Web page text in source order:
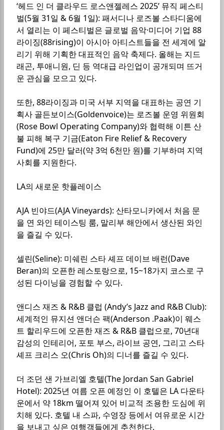
‘헤드 인 더 클라우드 로스앤젤레스 2025’ 뮤직 페스티
벌(5월 31일 & 6월 1일): 패서디나 로즈볼 스타디움에
서 열리는 이 페스티벌은 글로벌 음악·미디어 기업 88
라이징(88rising)이 아시아 아티스트들을 전 세계에 알
리기 위해 기획한 대표적인 음악 축제다. 올해는 지드
래곤, 투애니원, 딘 등 역대급 라인업이 공개되며 뜨거
운 관심을 모으고 있다.
또한, 88라이징과 미국 서부 지역을 대표하는 공연 기
획사 골든보이스(Goldenvoice)는 로즈볼 운영 위원회
(Rose Bowl Operating Company)와 협력해 이튼 산
불 피해 복구 기금(Eaton Fire Relief & Recovery
Fund)에 25만 달러(약 3억 6천만 원)를 기부하며 지역
사회를 지원한다.
LA의 새로운 핫플레이스
AJA 빈야드(AJA Vineyards): 산타모니카에서 처음 문
을 연 와인 테이스팅 룸, 말리부 해안에서 생산된 와인
을 즐길 수 있다.
셀린(Seline): 미쉐린 스타 셰프 데이브 배런(Dave
Beran)의 오픈한 레스토랑으로, 15~18가지 코스로 구
성된 다이닝을 경험할 수 있다.
앤디스 재즈 & R&B 클럽 (Andy’s Jazz and R&B Club):
세계적인 뮤지션 앤더슨 팩(Anderson .Paak)이 웨스
트 할리우드에 오픈한 재즈 & R&B 클럽으로, 70년대
감성의 인테리어, 포토 부스, 라이브 공연, 그리고 스타
셰프 크리스 오(Chris Oh)의 디너를 즐길 수 있다.
더 조던 샌 가브리엘 호텔(The Jordan San Gabriel
Hotel): 2025년 여름 오픈 예정인 이 호텔은 LA 다운타
운에서 약 18km 떨어져 있어 비교적 조용한 도심에 위
치해 있다. 호텔 내 스파, 수영장 등에서 여유로운 시간
을 보내고 싶은 여행객들에게 추천한다.